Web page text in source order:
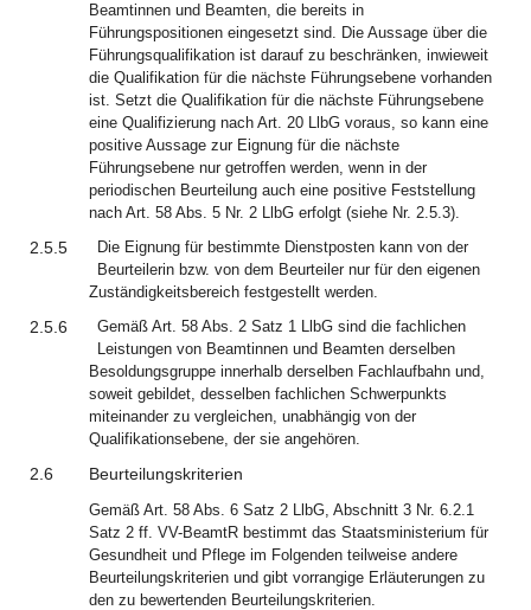
Beamtinnen und Beamten, die bereits in
Führungspositionen eingesetzt sind. Die Aussage über die
Führungsqualifikation ist darauf zu beschränken, inwieweit
die Qualifikation für die nächste Führungsebene vorhanden
ist. Setzt die Qualifikation für die nächste Führungsebene
eine Qualifizierung nach Art. 20 LlbG voraus, so kann eine
positive Aussage zur Eignung für die nächste
Führungsebene nur getroffen werden, wenn in der
periodischen Beurteilung auch eine positive Feststellung
nach Art. 58 Abs. 5 Nr. 2 LlbG erfolgt (siehe Nr. 2.5.3).
2.5.5
Die Eignung für bestimmte Dienstposten kann von der
Beurteilerin bzw. von dem Beurteiler nur für den eigenen
Zuständigkeitsbereich festgestellt werden.
2.5.6
Gemäß Art. 58 Abs. 2 Satz 1 LlbG sind die fachlichen
Leistungen von Beamtinnen und Beamten derselben
Besoldungsgruppe innerhalb derselben Fachlaufbahn und,
soweit gebildet, desselben fachlichen Schwerpunkts
miteinander zu vergleichen, unabhängig von der
Qualifikationsebene, der sie angehören.
2.6 Beurteilungskriterien
Gemäß Art. 58 Abs. 6 Satz 2 LlbG, Abschnitt 3 Nr. 6.2.1
Satz 2 ff. VV-BeamtR bestimmt das Staatsministerium für
Gesundheit und Pflege im Folgenden teilweise andere
Beurteilungskriterien und gibt vorrangige Erläuterungen zu
den zu bewertenden Beurteilungskriterien.